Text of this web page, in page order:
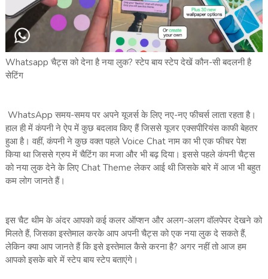
Whatsapp चैट्स को देना है नया लुक? स्टेप बाय स्टेप देखें कौन-सी बदलनी है
सेटिंग
WhatsApp समय-समय पर अपने यूजर्स के लिए नए-नए फीचर्स लाता रहता है।
हाल ही में कंपनी ने ऐप में कुछ बदलाव किए हैं जिससे यूजर एक्सपीरियंस काफी बेहतर
हुआ है। वहीं, कंपनी ने कुछ वक्त पहले Voice Chat नाम का भी एक फीचर पेश
किया था जिससे ग्रुप में चैटिंग का मजा और भी बढ़ दिया। इससे पहले कंपनी चैट्स
को नया लुक देने के लिए Chat Theme लेकर आई थी जिसके बारे में आज भी बहुत
कम लोग जानते हैं।
इस चैट थीम के अंदर आपको कई कलर ऑप्शन और अलग-अलग वॉलपेपर देखने को
मिलते हैं, जिसका इस्तेमाल करके आप अपनी चैट्स को एक नया लुक दे सकते हैं,
लेकिन क्या आप जानते हैं कि इसे इस्तेमाल कैसे करना है? अगर नहीं तो आज हम
आपको इसके बारे में स्टेप बाय स्टेप बताएंगे।